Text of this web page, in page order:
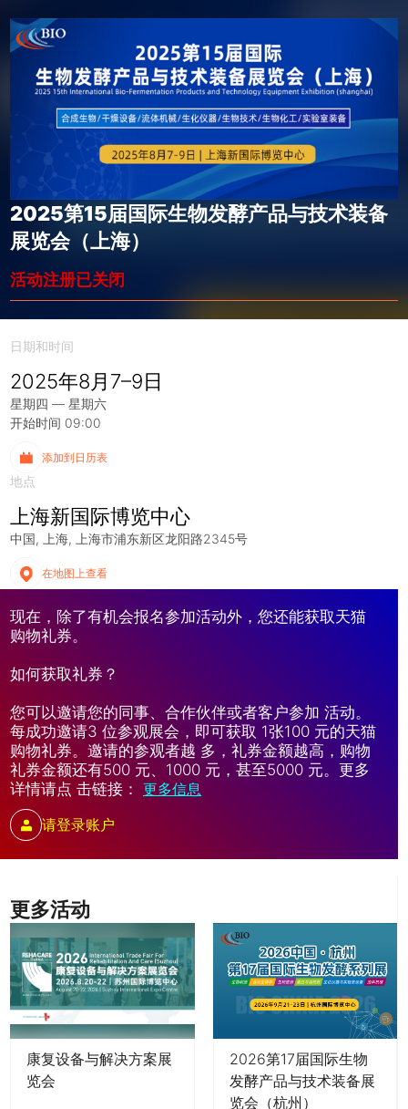
2025第15届国际生物发酵产品与技术装备
展览会（上海）
活动注册已关闭
更多活动
康复设备与解决方案展
览会
2026第17届国际生物
发酵产品与技术装备展
览会（杭州）
日期和时间
2025年8月7–9日
星期四 — 星期六
开始时间 09:00
添加到日历表
地点
上海新国际博览中心
中国 上海 上海市浦东新区龙阳路2345号
在地图上查看
现在，除了有机会报名参加活动外，您还能获取天猫
购物礼券。
如何获取礼券？
您可以邀请您的同事、合作伙伴或者客户参加 活动。
每成功邀请3 位参观展会，即可获取 1张100 元的天猫
购物礼券。邀请的参观者越 多，礼券金额越高，购物
礼券金额还有500 元、1000 元，甚至5000 元。更多
详情请点 击链接： 更多信息
请登录账户